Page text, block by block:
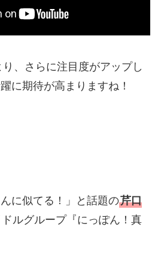
り、さらに注目度がアップし
に期待が高まりますね！
に似てる！」と話題の芹口
ルグループ『にっぽん！真